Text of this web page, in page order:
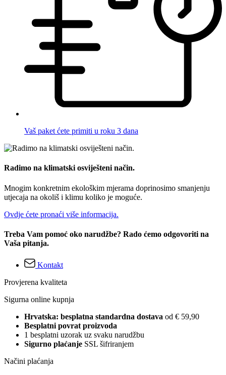
Vaš paket ćete primiti u roku 3 dana
Radimo na klimatski osviješteni način.
Mnogim konkretnim ekološkim mjerama doprinosimo smanjenju
utjecaja na okoliš i klimu koliko je moguće.
Ovdje ćete pronaći više informacija.
Treba Vam pomoć oko narudžbe? Rado ćemo odgovoriti na
Vaša pitanja.
Kontakt
Provjerena kvaliteta
Sigurna online kupnja
Hrvatska: besplatna standardna dostava od € 59,90
Besplatni povrat proizvoda
1 besplatni uzorak uz svaku narudžbu
Sigurno plaćanje SSL šifriranjem
Načini plaćanja